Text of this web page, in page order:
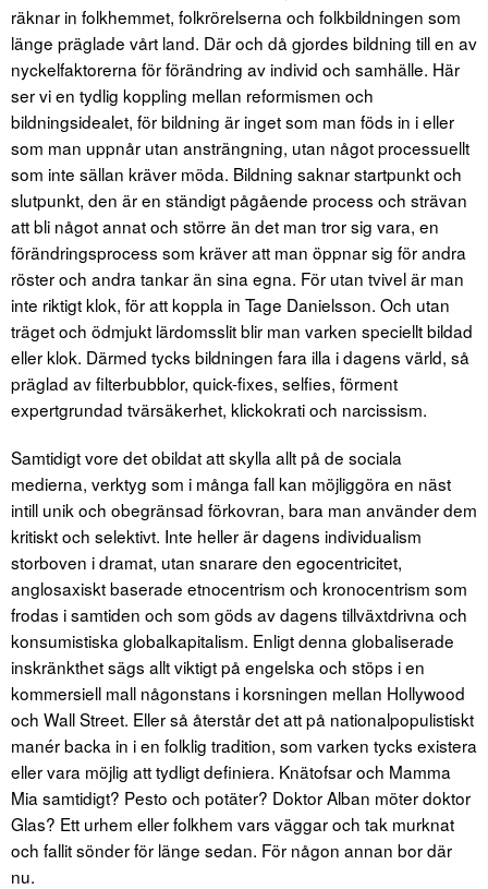
räknar in folkhemmet, folkrörelserna och folkbildningen som
länge präglade vårt land. Där och då gjordes bildning till en av
nyckelfaktorerna för förändring av individ och samhälle. Här
ser vi en tydlig koppling mellan reformismen och
bildningsidealet, för bildning är inget som man föds in i eller
som man uppnår utan ansträngning, utan något processuellt
som inte sällan kräver möda. Bildning saknar startpunkt och
slutpunkt, den är en ständigt pågående process och strävan
att bli något annat och större än det man tror sig vara, en
förändringsprocess som kräver att man öppnar sig för andra
röster och andra tankar än sina egna. För utan tvivel är man
inte riktigt klok, för att koppla in Tage Danielsson. Och utan
träget och ödmjukt lärdomsslit blir man varken speciellt bildad
eller klok. Därmed tycks bildningen fara illa i dagens värld, så
präglad av filterbubblor, quick-fixes, selfies, förment
expertgrundad tvärsäkerhet, klickokrati och narcissism.
Samtidigt vore det obildat att skylla allt på de sociala
medierna, verktyg som i många fall kan möjliggöra en näst
intill unik och obegränsad förkovran, bara man använder dem
kritiskt och selektivt. Inte heller är dagens individualism
storboven i dramat, utan snarare den egocentricitet,
anglosaxiskt baserade etnocentrism och kronocentrism som
frodas i samtiden och som göds av dagens tillväxtdrivna och
konsumistiska globalkapitalism. Enligt denna globaliserade
inskränkthet sägs allt viktigt på engelska och stöps i en
kommersiell mall någonstans i korsningen mellan Hollywood
och Wall Street. Eller så återstår det att på nationalpopulistiskt
manér backa in i en folklig tradition, som varken tycks existera
eller vara möjlig att tydligt definiera. Knätofsar och Mamma
Mia samtidigt? Pesto och potäter? Doktor Alban möter doktor
Glas? Ett urhem eller folkhem vars väggar och tak murknat
och fallit sönder för länge sedan. För någon annan bor där
nu.